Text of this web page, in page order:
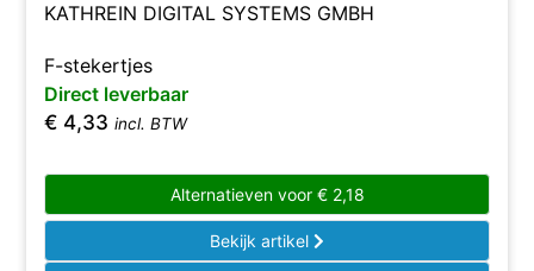
KATHREIN DIGITAL SYSTEMS GMBH
F-stekertjes
Direct leverbaar
€ 4,33 incl. BTW
Alternatieven voor €2,18
Bekijk artikel